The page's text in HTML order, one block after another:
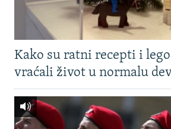
Kako su ratni recepti i
vraćali život u normalu